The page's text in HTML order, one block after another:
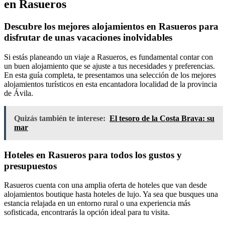
en Rasueros
Descubre los mejores alojamientos en Rasueros para
disfrutar de unas vacaciones inolvidables
Si estás planeando un viaje a Rasueros, es fundamental contar con
un buen alojamiento que se ajuste a tus necesidades y preferencias.
En esta guía completa, te presentamos una selección de los mejores
alojamientos turísticos en esta encantadora localidad de la provincia
de Ávila.
Quizás también te interese: El tesoro de la Costa Brava: su
mar
Hoteles en Rasueros para todos los gustos y
presupuestos
Rasueros cuenta con una amplia oferta de hoteles que van desde
alojamientos boutique hasta hoteles de lujo. Ya sea que busques una
estancia relajada en un entorno rural o una experiencia más
sofisticada, encontrarás la opción ideal para tu visita.